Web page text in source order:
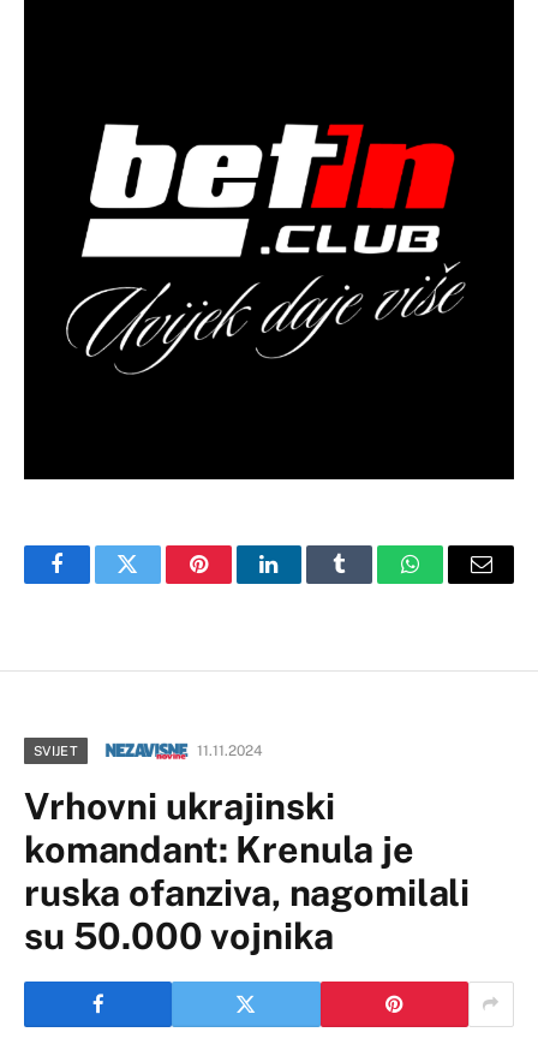
FacebookTwitter PinterestLinkedInTumblr WhatsAppEmail
SVIJET 11.11.2024
Vrhovni ukrajinski
komandant: Krenula je
ruska ofanziva, nagomilali
su 50.000 vojnika